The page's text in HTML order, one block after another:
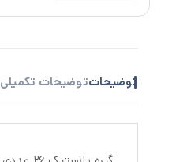
توضیحاتتوضیحات تکمیلی